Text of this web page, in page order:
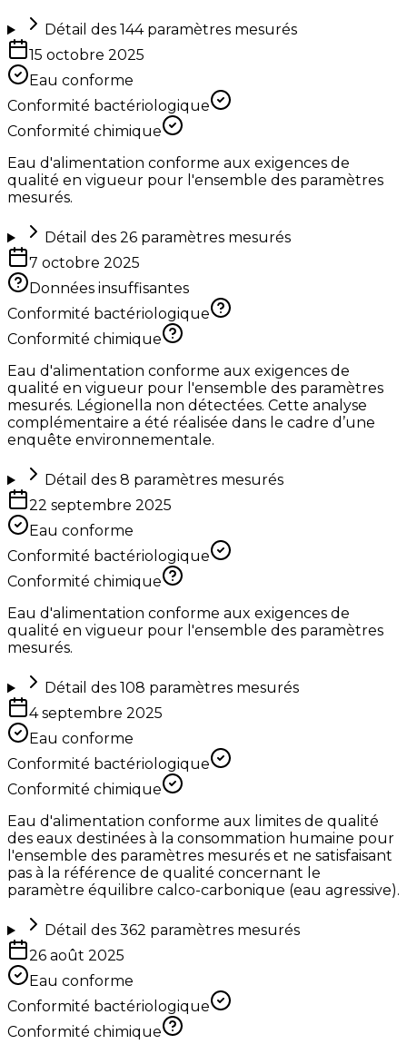
Détail des 144paramètres mesurés
15 octobre 2025
Eau conforme
Conformité bactériologique
Conformité chimique
Eau d'alimentation conforme aux exigences de
qualité en vigueur pour l'ensemble des paramètres
mesurés.
Détail des 26paramètres mesurés
7 octobre 2025
Données insuffisantes
Conformité bactériologique
Conformité chimique
Eau d'alimentation conforme aux exigences de
qualité en vigueur pour l'ensemble des paramètres
mesurés. Légionella non détectées. Cette analyse
complémentaire a été réalisée dans le cadre d’une
enquête environnementale.
Détail des 8 paramètres mesurés
22 septembre 2025
Eau conforme
Conformité bactériologique
Conformité chimique
Eau d'alimentation conforme aux exigences de
qualité en vigueur pour l'ensemble des paramètres
mesurés.
Détail des 108 paramètres mesurés
4 septembre 2025
Eau conforme
Conformité bactériologique
Conformité chimique
Eau d'alimentation conforme aux limites de qualité
des eaux destinées à la consommation humaine pour
l'ensemble des paramètres mesurés et ne satisfaisant
pas à la référence de qualité concernant le
paramètre équilibre calco-carbonique (eau agressive).
Détail des 362 paramètres mesurés
26 août 2025
Eau conforme
Conformité bactériologique
Conformité chimique